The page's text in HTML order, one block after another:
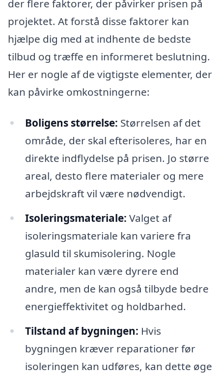
der flere faktorer, der påvirker prisen på
projektet. At forstå disse faktorer kan
hjælpe dig med at indhente de bedste
tilbud og træffe en informeret beslutning.
Her er nogle af de vigtigste elementer, der
kan påvirke omkostningerne:
Boligens størrelse: Størrelsen af det
område, der skal efterisoleres, har en
direkte indflydelse på prisen. Jo større
areal, desto flere materialer og mere
arbejdskraft vil være nødvendigt.
Isoleringsmateriale: Valget af
isoleringsmateriale kan variere fra
glasuld til skumisolering. Nogle
materialer kan være dyrere end
andre, men de kan også tilbyde bedre
energieffektivitet og holdbarhed.
Tilstand af bygningen: Hvis
bygningen kræver reparationer før
isoleringen kan udføres, kan dette øge